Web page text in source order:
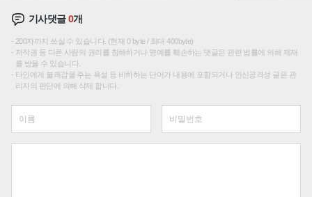
기사댓글0개
200자까지 쓰실 수 있습니다. (현재 0 byte / 최대 400byte)
저작권 등 다른 사람의 권리를 침해하거나 명예를 훼손하는 댓글은 관련 법률에 의해 제재
를 받을 수 있습니다.
타인에게 불쾌감을 주는 욕설 등 비하하는 단어가 내용에 포함되거나 인신공격성 글은 관
리자의 판단에 의해 삭제 합니다.